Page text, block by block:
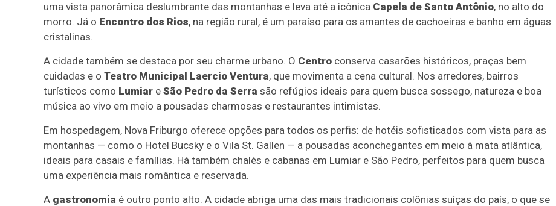
uma vista panorâmica deslumbrante das montanhas e leva até a icônica Capela de Santo Antônio, no alto do
morro. Já o Encontro dos Rios, na região rural, é um paraíso para os amantes de cachoeiras e banho em águas
cristalinas.
A cidade também se destaca por seu charme urbano. O Centro conserva casarões históricos, praças bem
cuidadas e o Teatro Municipal Laercio Ventura, que movimenta a cena cultural. Nos arredores, bairros
turísticos como Lumiar e São Pedro da Serra são refúgios ideais para quem busca sossego, natureza e boa
música ao vivo em meio a pousadas charmosas e restaurantes intimistas.
Em hospedagem, Nova Friburgo oferece opções para todos os perfis: de hotéis sofisticados com vista para as
montanhas — como o Hotel Bucsky e o Vila St. Gallen — a pousadas aconchegantes em meio à mata atlântica,
ideais para casais e famílias. Há também chalés e cabanas em Lumiar e São Pedro, perfeitos para quem busca
uma experiência mais romântica e reservada.
A gastronomia é outro ponto alto. A cidade abriga uma das mais tradicionais colônias suíças do país, o que se